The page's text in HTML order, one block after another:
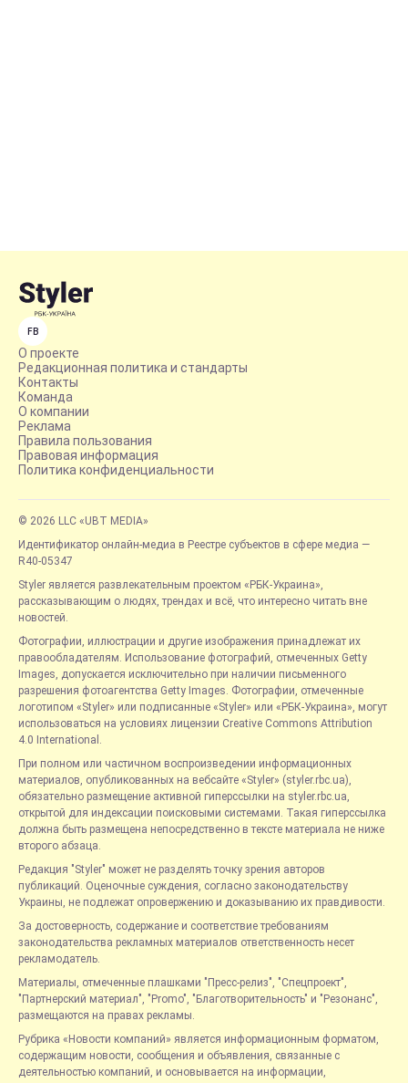
FB
О проекте
Редакционная политика и стандарты
Контакты
Команда
О компании
Реклама
Правила пользования
Правовая информация
Политика конфиденциальности
© 2026 LLC «UBT MEDIA»
Идентификатор онлайн-медиа в Реестре субъектов в сфере медиа —
R40-05347
Styler является развлекательным проектом «РБК-Украина»,
рассказывающим о людях, трендах и всё, что интересно читать вне
новостей.
Фотографии, иллюстрации и другие изображения принадлежат их
правообладателям. Использование фотографий, отмеченных Getty
Images, допускается исключительно при наличии письменного
разрешения фотоагентства Getty Images. Фотографии, отмеченные
логотипом «Styler» или подписанные «Styler» или «РБК-Украина», могут
использоваться на условиях лицензии Creative Commons Attribution
4.0 International.
При полном или частичном воспроизведении информационных
материалов, опубликованных на вебсайте «Styler» (styler.rbc.ua),
обязательно размещение активной гиперссылки на styler.rbc.ua,
открытой для индексации поисковыми системами. Такая гиперссылка
должна быть размещена непосредственно в тексте материала не ниже
второго абзаца.
Редакция "Styler" может не разделять точку зрения авторов
публикаций. Оценочные суждения, согласно законодательству
Украины, не подлежат опровержению и доказыванию их правдивости.
За достоверность, содержание и соответствие требованиям
законодательства рекламных материалов ответственность несет
рекламодатель.
Материалы, отмеченные плашками "Пресс-релиз", "Спецпроект",
"Партнерский материал", "Promo", "Благотворительность" и "Резонанс",
размещаются на правах рекламы.
Рубрика «Новости компаний» является информационным форматом,
содержащим новости, сообщения и объявления, связанные с
деятельностью компаний, и основывается на информации,